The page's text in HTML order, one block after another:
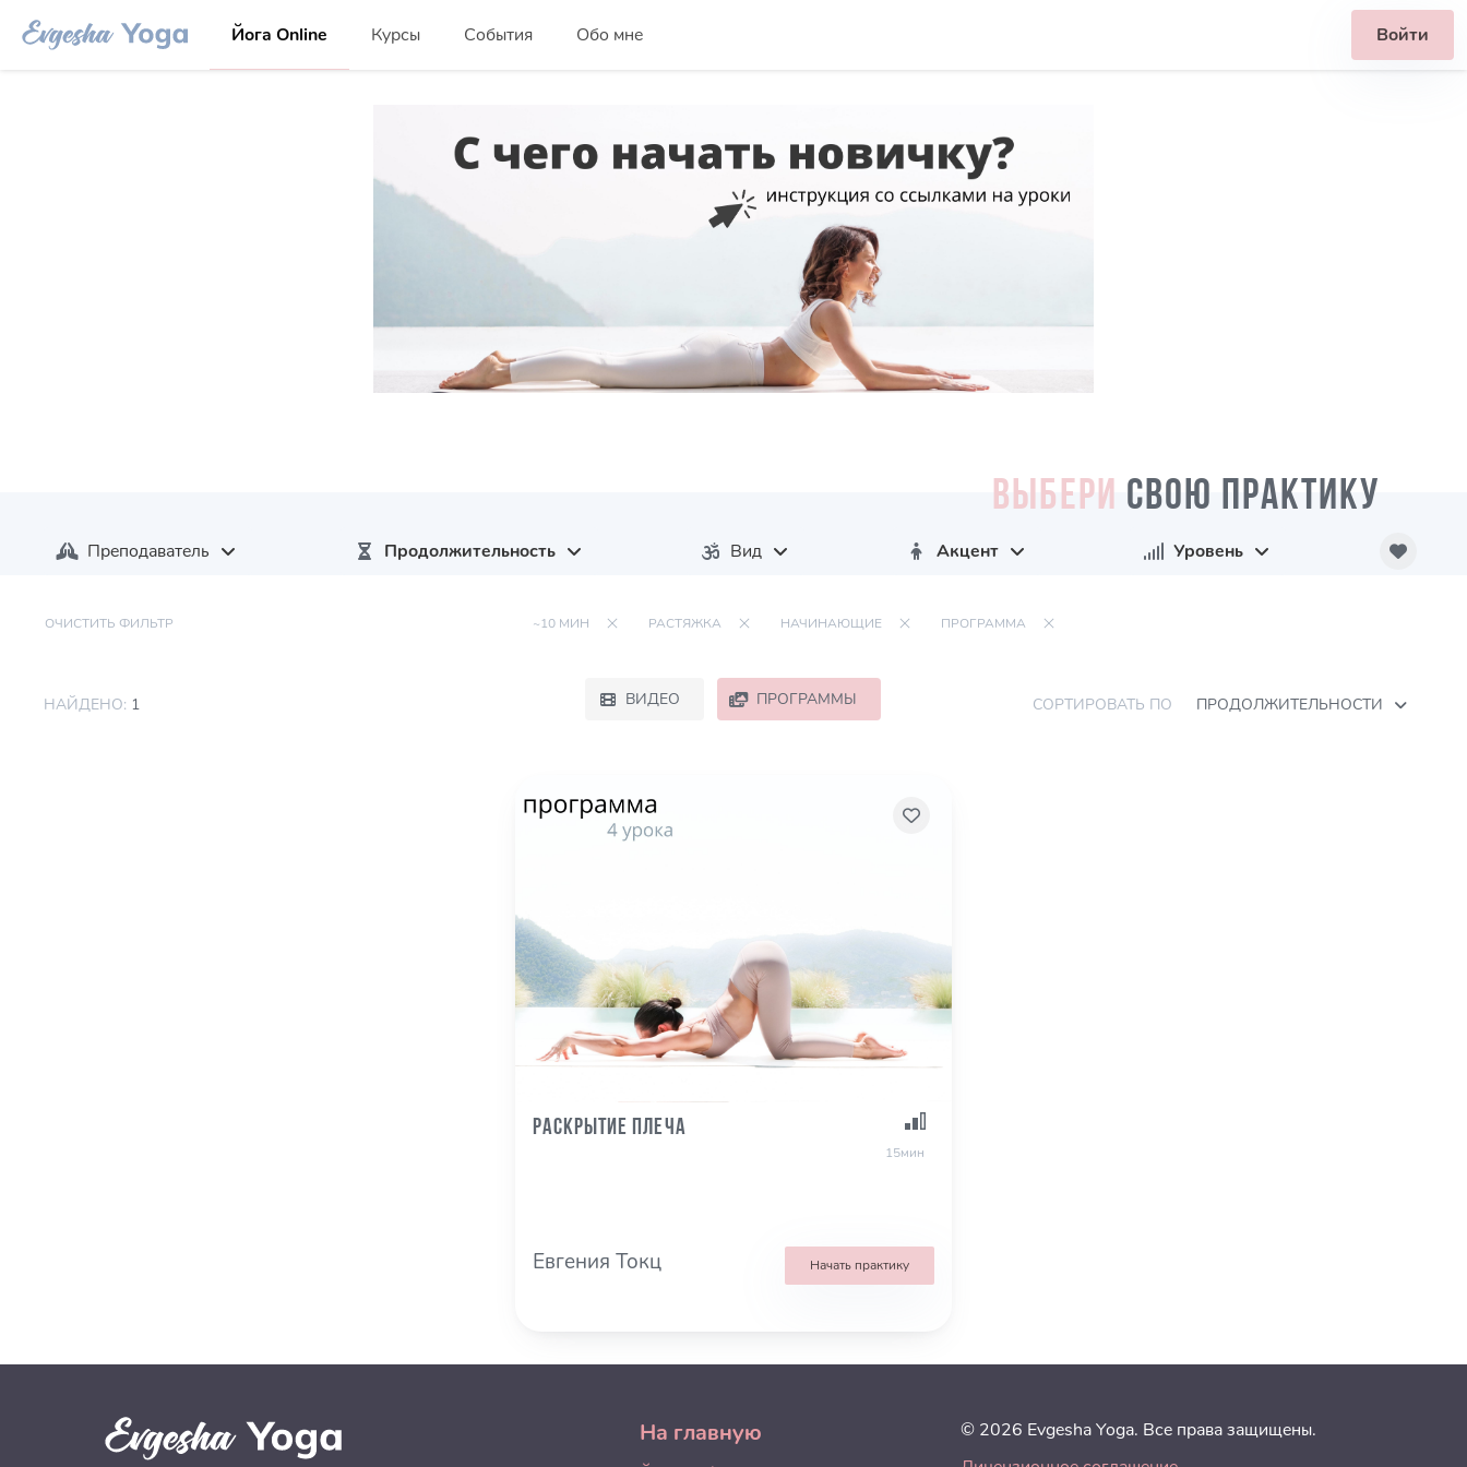
Йога Online Курсы События Обо мне Войти
ВЫБЕРИ СВОЮ ПРАКТИКУ
Преподаватель Продолжительность Вид Акцент Уровень
ОЧИСТИТЬ ФИЛЬТР ~10 МИН РАСТЯЖКА НАЧИНАЮЩИЕ ПРОГРАММА
НАЙДЕНО: 1 ВИДЕО ПРОГРАММЫ СОРТИРОВАТЬ ПО ПРОДОЛЖИТЕЛЬНОСТИ
Раскрытие плеча
15мин
Евгения Токц Начать практику
На главную
© 2026 Evgesha Yoga. Все права защищены.